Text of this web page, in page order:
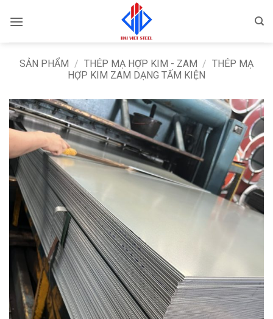
qua
SẢN PHẨM / THÉP MẠ HỢP KIM - ZAM / THÉP MẠ
HỢP KIM ZAM DẠNG TẤM KIỆN